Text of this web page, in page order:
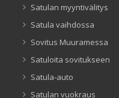
Satulan myyntivälitys
Satula vaihdossa
Sovitus Muuramessa
Satuloita sovitukseen
Satula-auto
Satulan vuokraus